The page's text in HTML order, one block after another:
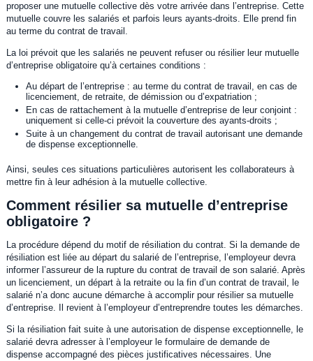
proposer une mutuelle collective dès votre arrivée dans l’entreprise. Cette
mutuelle couvre les salariés et parfois leurs ayants-droits. Elle prend fin
au terme du contrat de travail.
La loi prévoit que les salariés ne peuvent refuser ou résilier leur mutuelle
d’entreprise obligatoire qu’à certaines conditions :
Au départ de l’entreprise : au terme du contrat de travail, en cas de
licenciement, de retraite, de démission ou d’expatriation ;
En cas de rattachement à la mutuelle d’entreprise de leur conjoint :
uniquement si celle-ci prévoit la couverture des ayants-droits ;
Suite à un changement du contrat de travail autorisant une demande
de dispense exceptionnelle.
Ainsi, seules ces situations particulières autorisent les collaborateurs à
mettre fin à leur adhésion à la mutuelle collective.
Comment résilier sa mutuelle d’entreprise
obligatoire ?
La procédure dépend du motif de résiliation du contrat. Si la demande de
résiliation est liée au départ du salarié de l’entreprise, l’employeur devra
informer l’assureur de la rupture du contrat de travail de son salarié. Après
un licenciement, un départ à la retraite ou la fin d’un contrat de travail, le
salarié n’a donc aucune démarche à accomplir pour résilier sa mutuelle
d’entreprise. Il revient à l’employeur d’entreprendre toutes les démarches.
Si la résiliation fait suite à une autorisation de dispense exceptionnelle, le
salarié devra adresser à l’employeur le formulaire de demande de
dispense accompagné des pièces justificatives nécessaires. Une